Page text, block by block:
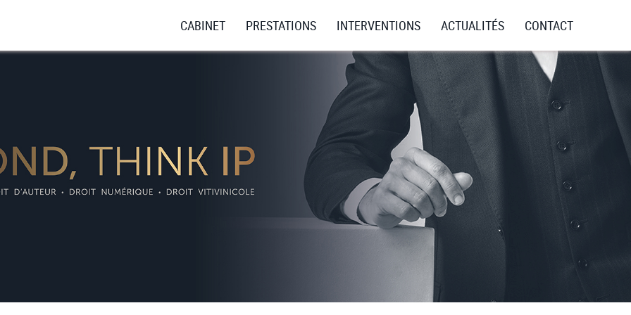
CABINET PRESTATIONS INTERVENTIONS ACTUALITÉS CONTACT